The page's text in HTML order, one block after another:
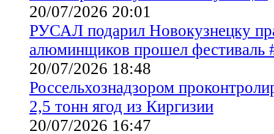
20/07/2026 20:01
РУСАЛ подарил Новокузнецку
алюминщиков прошел
20/07/2026 18:48
Россельхознадзором
2,5 тонн ягод из Киргизии
20/07/2026 16:47